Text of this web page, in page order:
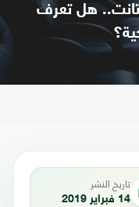
هل تعرف
تاريخ النشر
14 فبراير 2019